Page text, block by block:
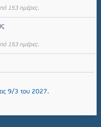
153 ημέρες.
153 ημέρες.
9/3 του 2027.